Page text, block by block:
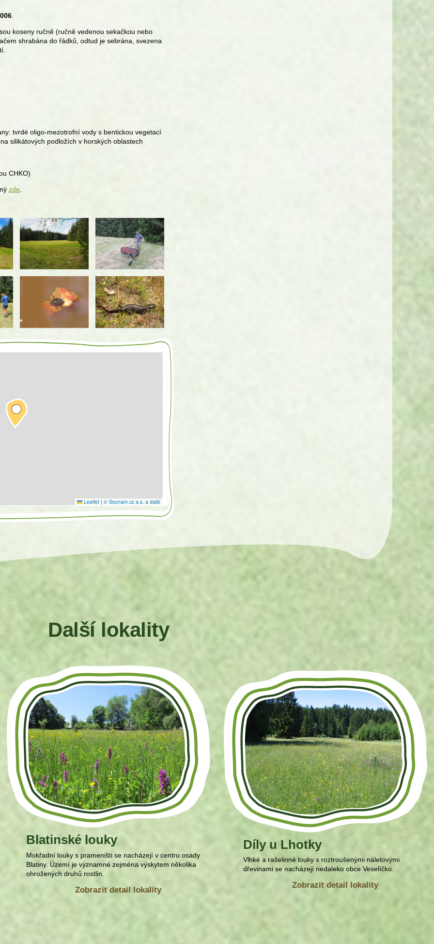
koseny ručně (ručně vedenou sekačkou nebo
shrabána do řádků, odtud je sebrána, svezena
tvrdé oligo-mezotrofní vody s bentickou vegetací
silikátových podložích v horských oblastech
CHKO)
zde
Leaflet | © Seznam.cz a.s. a další
Další lokality
Blatinské louky
Mokřadní louky s prameništi se nacházejí v centru osady
Blatiny. Území je významné zejména výskytem několika
ohrožených druhů rostlin.
Zobrazit detail lokality
Díly u Lhotky
Vlhké a rašelinné louky s roztroušenými náletovými
dřevinami se nacházejí nedaleko obce Veselíčko.
Zobrazit detail lokality